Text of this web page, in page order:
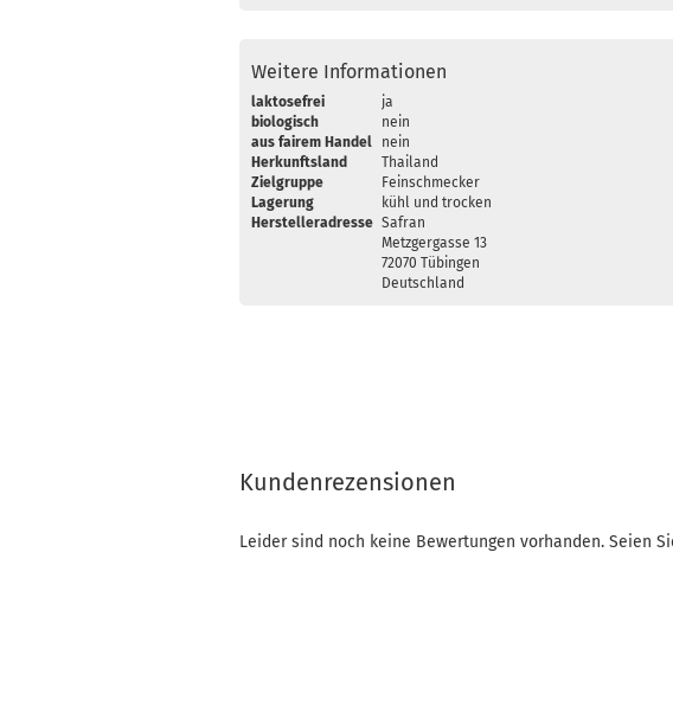
Weitere Informationen
laktosefrei
ja
biologisch
nein
aus fairem Handel
nein
Herkunftsland
Thailand
Zielgruppe
Feinschmecker
Lagerung
kühl und trocken
Herstelleradresse Safran
Metzgergasse 13
72070 Tübingen
Deutschland
Kundenrezensionen
Leider sind noch keine Bewertungen vorhanden. Seien